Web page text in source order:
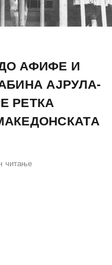
АФИФЕ И
АЈРУЛА-
РЕТКА
читање